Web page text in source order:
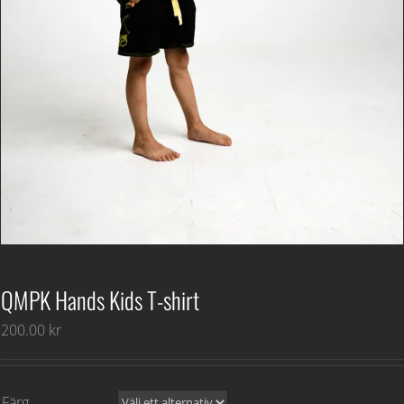
QMPK Hands Kids T-shirt
200.00 kr